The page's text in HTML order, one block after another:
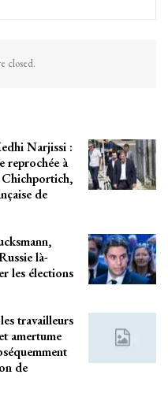
closed.
Narjissi :
reprochée à
de
là-
les élections
travailleurs
amertume
de